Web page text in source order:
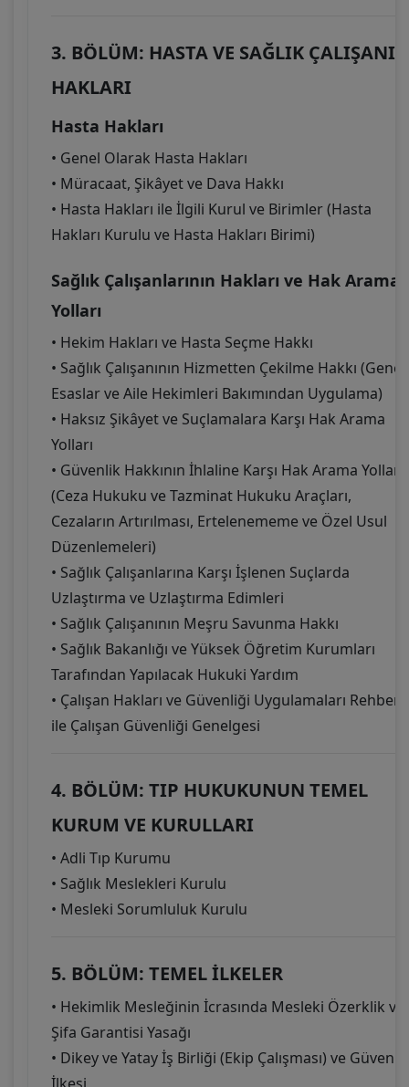
3. BÖLÜM: HASTA VE SAĞLIK ÇALIŞANI
HAKLARI
Hasta Hakları
• Genel Olarak Hasta Hakları
• Müracaat, Şikâyet ve Dava Hakkı
• Hasta Hakları ile İlgili Kurul ve Birimler (Hasta
Hakları Kurulu ve Hasta Hakları Birimi)
Sağlık Çalışanlarının Hakları ve Hak Arama
Yolları
• Hekim Hakları ve Hasta Seçme Hakkı
• Sağlık Çalışanının Hizmetten Çekilme Hakkı (Genel
Esaslar ve Aile Hekimleri Bakımından Uygulama)
• Haksız Şikâyet ve Suçlamalara Karşı Hak Arama
Yolları
• Güvenlik Hakkının İhlaline Karşı Hak Arama Yolları
(Ceza Hukuku ve Tazminat Hukuku Araçları,
Cezaların Artırılması, Ertelenememe ve Özel Usul
Düzenlemeleri)
• Sağlık Çalışanlarına Karşı İşlenen Suçlarda
Uzlaştırma ve Uzlaştırma Edimleri
• Sağlık Çalışanının Meşru Savunma Hakkı
• Sağlık Bakanlığı ve Yüksek Öğretim Kurumları
Tarafından Yapılacak Hukuki Yardım
• Çalışan Hakları ve Güvenliği Uygulamaları Rehberi
ile Çalışan Güvenliği Genelgesi
4. BÖLÜM: TIP HUKUKUNUN TEMEL
KURUM VE KURULLARI
• Adli Tıp Kurumu
• Sağlık Meslekleri Kurulu
• Mesleki Sorumluluk Kurulu
5. BÖLÜM: TEMEL İLKELER
• Hekimlik Mesleğinin İcrasında Mesleki Özerklik ve
Şifa Garantisi Yasağı
• Dikey ve Yatay İş Birliği (Ekip Çalışması) ve Güven